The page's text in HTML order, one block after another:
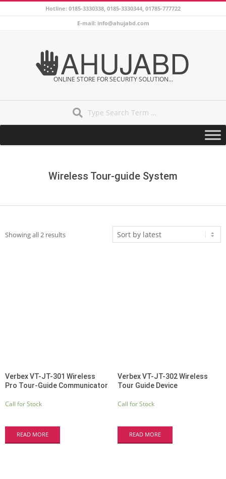
to
Hotline: 0185-3330338, 0185-3330344, 01785-777722
E-mail: info@ahujabd.com
AHUJABD
ONLINE STORE FOR SECURITY SOLUTION...
Navigation
Wireless Tour-guide System
Showing all 2 resultsSorted
Verbex VT-JT-301 Wireless
Pro Tour-Guide Communicator
Call for Stock
READ MORE
Verbex VT-JT-302 Wireless
Tour Guide Device
Call for Stock
READ MORE